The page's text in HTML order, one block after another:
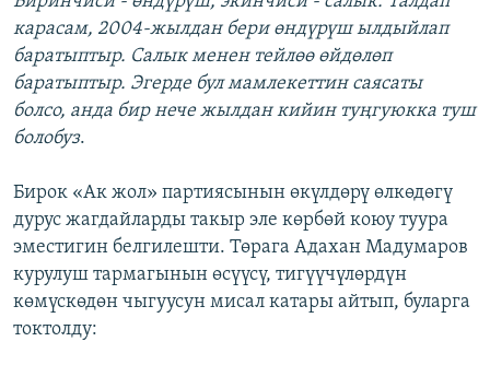
карасам, 2004-жылдан бери өндүрүш ылдыйлап
баратыптыр. Салык менен тейлөө өйдөлөп
баратыптыр. Эгерде бул мамлекеттин саясаты
болсо, анда бир нече жылдан кийин туңгуюкка туш
болобуз.
Бирок «Ак жол» партиясынын өкүлдөрү өлкөдөгү
дурус жагдайларды такыр эле көрбөй коюу туура
эместигин белгилешти. Төрага Адахан Мадумаров
курулуш тармагынын өсүүсү, тигүүчүлөрдүн
көмүскөдөн чыгуусун мисал катары айтып, буларга
токтолду: